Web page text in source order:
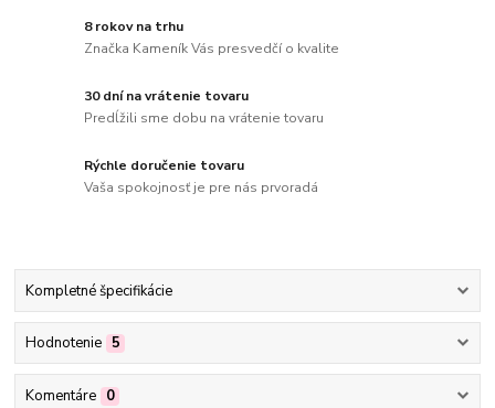
8 rokov na trhu
Značka Kameník Vás presvedčí o kvalite
30 dní na vrátenie tovaru
Predĺžili sme dobu na vrátenie tovaru
Rýchle doručenie tovaru
Vaša spokojnosť je pre nás prvoradá
Kompletné špecifikácie
Hodnotenie 5
Komentáre 0